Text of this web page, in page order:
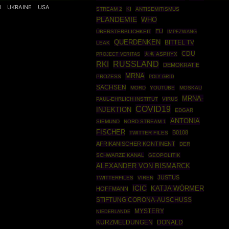
UKRAINE
USA
STREAM 2
KI ANTISEMITISMUS
PLANDEMIE WHO
ÜBERSTERBLICHKEIT EU
IMPFZWANG
LEAK
QUERDENKEN BITTEL TV
PROJECT VERITAS 大名 ASPHYX CDU
RKI RUSSLAND DEMOKRATIE
PROZESS MRNA POLY GRID
SACHSEN MORD YOUTUBE
MOSKAU
PAUL-EHRLICH INSTITUT
VIRUS
MRNA-
INJEKTION
COVID19
EDGAR
SIEMUND
NORD STREAM 1
ANTONIA
FISCHER
TWITTER FILES
B0108
AFRIKANISCHER KONTINENT
DER
SCHWARZE KANAL
GEOPOLITIK
ALEXANDER VON BISMARCK
TWITTERFILES VIREN
JUSTUS
HOFFMANN
ICIC
KATJA WÖRMER
STIFTUNG CORONA-AUSCHUSS
NIEDERLANDE
MYSTERY
KURZMELDUNGEN
DONALD